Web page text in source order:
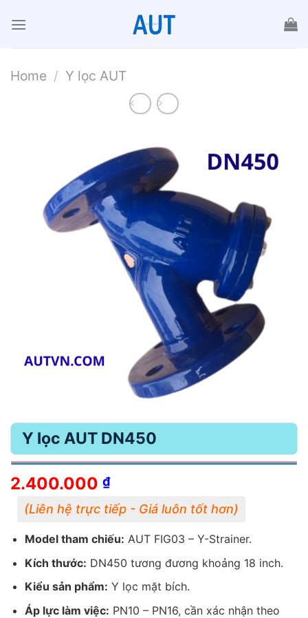
đến
Home / Y lọc AUT
Y lọc AUT DN450
2.400.000 ₫
Model tham chiếu: AUT FIG03 – Y-Strainer.
Kích thước: DN450 tương đương khoảng 18 inch.
Kiểu sản phẩm: Y lọc mặt bích.
Áp lực làm việc: PN10 – PN16, cần xác nhận theo